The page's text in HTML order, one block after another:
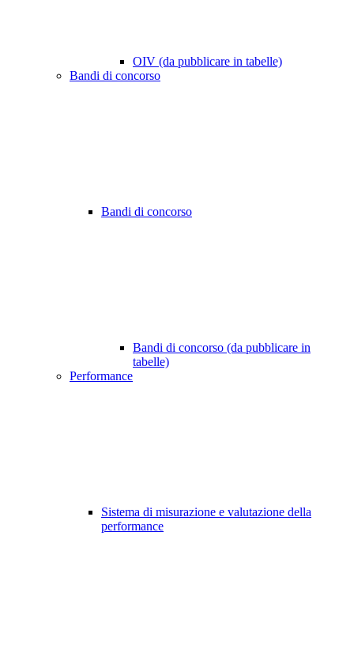
OIV (da pubblicare in tabelle)
Bandi di concorso
Bandi di concorso
Bandi di concorso (da pubblicare in
tabelle)
Performance
Sistema di misurazione e valutazione della
performance